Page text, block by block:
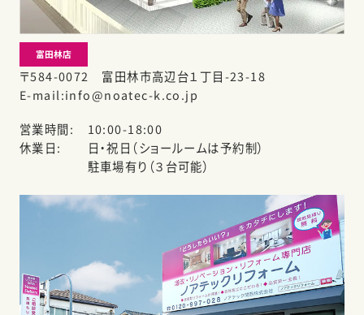
富田林店
〒584-0072 富田林市高辺台１丁目-23-18
E-mail info@noatec-k.co.jp
営業時間
10:00-18:00
休業日
日・祝日（ショールームは予約制）
駐車場有り（３台可能）